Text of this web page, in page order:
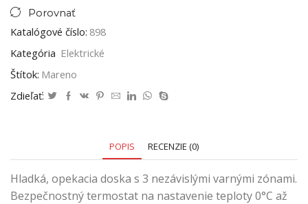
Porovnať
Katalógové číslo: 898
Kategória Elektrické
Štítok: Mareno
Zdieľať:
POPIS RECENZIE (0)
Hladká, opekacia doska s 3 nezávislými varnými zónami.
Bezpečnostný termostat na nastavenie teploty 0°C až